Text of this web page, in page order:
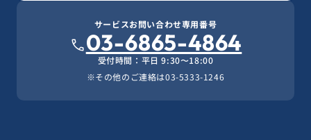
サービスお問い合わせ専用番号
03-6865-4864
受付時間：平日 9:30〜18:00
※その他のご連絡は03-5333-1246